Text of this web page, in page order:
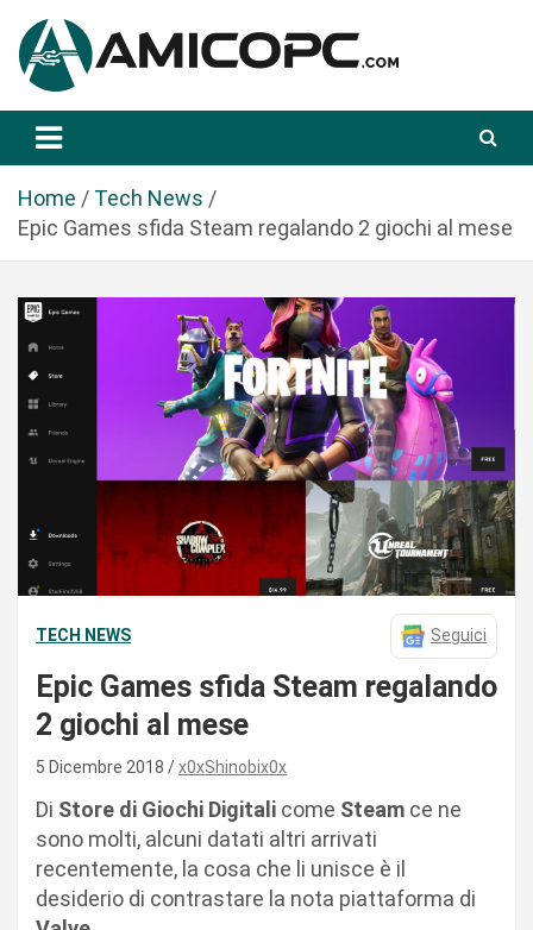
a
Amicopc.com
Home
Tech News
Epic Games sfida Steam regalando 2 giochi al mese
TECH NEWS Seguici
Epic Games sfida Steam regalando
2 giochi al mese
5 Dicembre 2018 x0xShinobix0x
Di Store di Giochi Digitali come Steam ce ne
sono molti, alcuni datati altri arrivati
recentemente, la cosa che li unisce è il
desiderio di contrastare la nota piattaforma di